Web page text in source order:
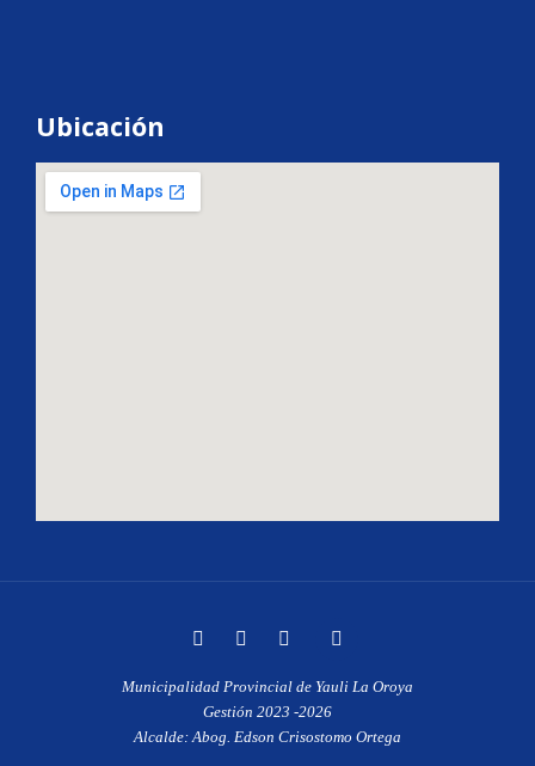
Ubicación
Municipalidad Provincial de Yauli La Oroya
Gestión 2023 -2026
Alcalde: Abog. Edson Crisostomo Ortega